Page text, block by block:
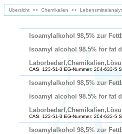
Übersicht >> Chemikalien >>
Isoamylalkohol 98,5% zur
Isoamyl alcohol 98.5% for fat
CAS: 123-51-3 EG-Nummer: 204-633-5
Isoamylalkohol 98,5% zur
Isoamyl alcohol 98.5% for fat
CAS: 123-51-3 EG-Nummer: 204-633-5
Isoamylalkohol 98,5% zur